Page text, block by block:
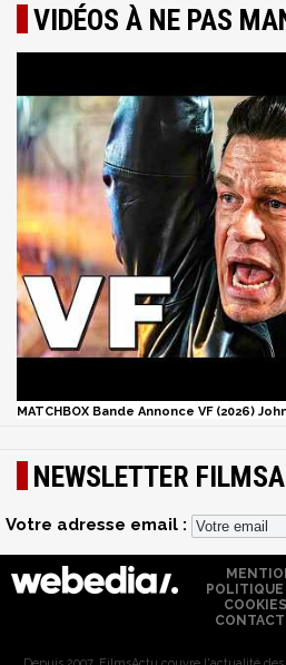
VIDÉOS À NE PAS
MATCHBOX Bande Annonce VF (2026)
NEWSLETTER
Votre adresse email :
COOKIES
CONTACT